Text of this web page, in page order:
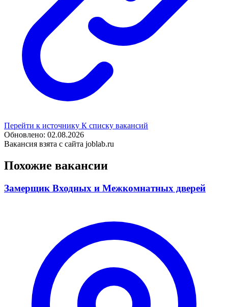
Перейти к источнику К списку вакансий
Обновлено: 02.08.2026
Вакансия взята с сайта joblab.ru
Похожие вакансии
Замерщик Входных и Межкомнатных дверей